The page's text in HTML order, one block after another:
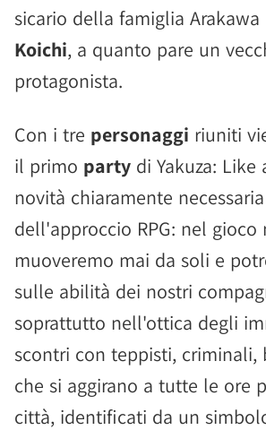
sicario della famiglia Arakawa
Koichi, a quanto pare un
protagonista.
Con i tre personaggi riuniti
il primo party di Yakuza: Like
novità chiaramente
dell'approccio RPG: nel gioco
muoveremo mai da soli e
sulle abilità dei nostri
soprattutto nell'ottica degli
scontri con teppisti, criminali,
che si aggirano a tutte le ore
città, identificati da un